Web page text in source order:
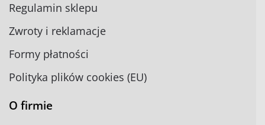
Regulamin sklepu
Zwroty i reklamacje
Formy płatności
Polityka plików cookies (EU)
O firmie